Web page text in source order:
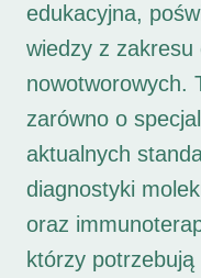
edukacyjna,
wiedzy z
nowotworowych.
zarówno o
aktualnych
diagnostyki
oraz
którzy